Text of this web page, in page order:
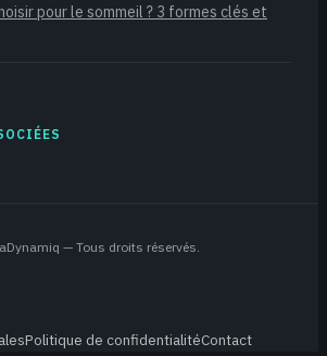
pour le sommeil ? 3 formes clés et
— Tous droits réservés.
Politique de confidentialitéContact